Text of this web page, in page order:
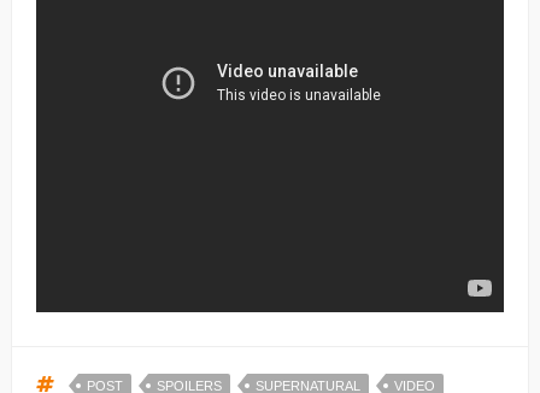
POST SPOILERS SUPERNATURAL VIDEO